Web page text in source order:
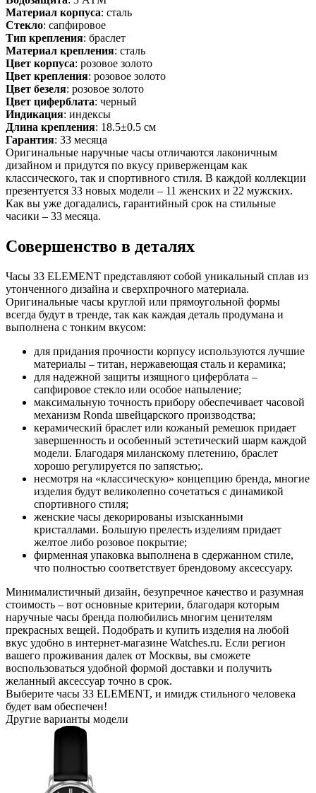
Материал корпуса: сталь
Стекло: сапфировое
Тип крепления: браслет
Материал крепления: сталь
Цвет корпуса: розовое золото
Цвет крепления: розовое золото
Цвет безеля: розовое золото
Цвет циферблата: черный
Индикация: индексы
Длина крепления: 18.5±0.5 см
Гарантия: 33 месяца
Оригинальные наручные часы отличаются лаконичным
дизайном и придутся по вкусу приверженцам как
классического, так и спортивного стиля. В каждой коллекции
презентуется 33 новых модели – 11 женских и 22 мужских.
Как вы уже догадались, гарантийный срок на стильные
часики – 33 месяца.
Совершенство в деталях
Часы 33 ELEMENT представляют собой уникальный сплав из
утонченного дизайна и сверхпрочного материала.
Оригинальные часы круглой или прямоугольной формы
всегда будут в тренде, так как каждая деталь продумана и
выполнена с тонким вкусом:
для придания прочности корпусу используются лучшие
материалы – титан, нержавеющая сталь и керамика;
для надежной защиты изящного циферблата –
сапфировое стекло или особое напыление;
максимальную точность прибору обеспечивает часовой
механизм Ronda швейцарского производства;
керамический браслет или кожаный ремешок придает
завершенность и особенный эстетический шарм каждой
модели. Благодаря миланскому плетению, браслет
хорошо регулируется по запястью;.
несмотря на «классическую» концепцию бренда, многие
изделия будут великолепно сочетаться с динамикой
спортивного стиля;
женские часы декорированы изысканными
кристаллами. Большую прелесть изделиям придает
желтое либо розовое покрытие;
фирменная упаковка выполнена в сдержанном стиле,
что полностью соответствует брендовому аксессуару.
Минималистичный дизайн, безупречное качество и разумная
стоимость – вот основные критерии, благодаря которым
наручные часы бренда полюбились многим ценителям
прекрасных вещей. Подобрать и купить изделия на любой
вкус удобно в интернет-магазине Watches.ru. Если регион
вашего проживания далек от Москвы, вы сможете
воспользоваться удобной формой доставки и получить
желанный аксессуар точно в срок.
Выберите часы 33 ELEMENT, и имидж стильного человека
будет вам обеспечен!
Другие варианты модели